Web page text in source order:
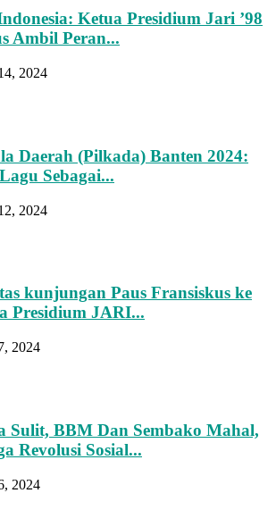
Ketua Presidium Jari ’98
Ambil Peran...
2024
Daerah (Pilkada) Banten 2024:
Sebagai...
2024
kunjungan Paus Fransiskus ke
Presidium JARI...
2024
Sulit, BBM Dan Sembako Mahal,
Revolusi Sosial...
2024